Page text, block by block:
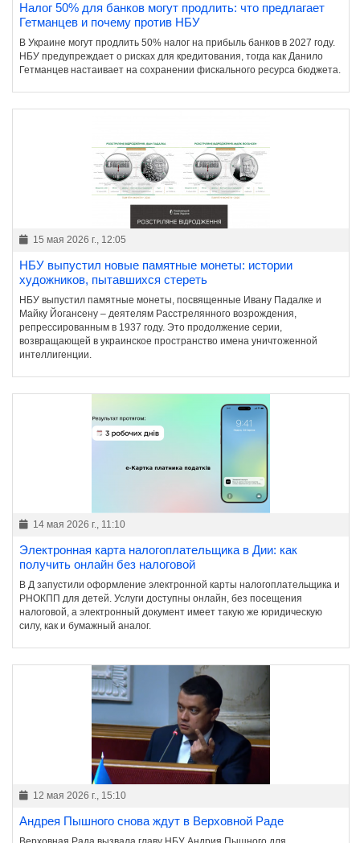
Налог 50% для банков могут продлить: что предлагает
Гетманцев и почему против НБУ
В Украине могут продлить 50% налог на прибыль банков в 2027 году.
НБУ предупреждает о рисках для кредитования, тогда как Данило
Гетманцев настаивает на сохранении фискального ресурса бюджета.
15 мая 2026 г., 12:05
НБУ выпустил новые памятные монеты: истории
художников, пытавшихся стереть
НБУ выпустил памятные монеты, посвященные Ивану Падалке и
Майку Йогансену – деятелям Расстрелянного возрождения,
репрессированным в 1937 году. Это продолжение серии,
возвращающей в украинское пространство имена уничтоженной
интеллигенции.
14 мая 2026 г., 11:10
Электронная карта налогоплательщика в Дии: как
получить онлайн без налоговой
В Д запустили оформление электронной карты налогоплательщика и
РНОКПП для детей. Услуги доступны онлайн, без посещения
налоговой, а электронный документ имеет такую же юридическую
силу, как и бумажный аналог.
12 мая 2026 г., 15:10
Андрея Пышного снова ждут в Верховной Раде